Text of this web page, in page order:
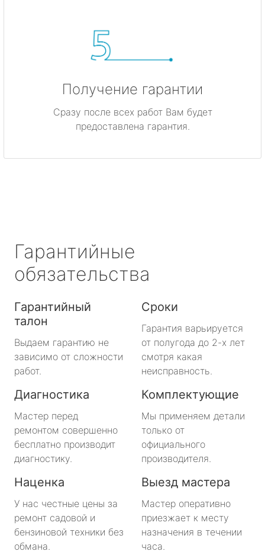
Получение гарантии
Сразу после всех работ Вам будет
предоставлена гарантия.
Гарантийные
обязательства
Гарантийный
талон
Выдаем гарантию не
зависимо от сложности
работ.
Сроки
Гарантия варьируется
от полугода до 2-х лет
смотря какая
неисправность.
Диагностика
Мастер перед
ремонтом совершенно
бесплатно производит
диагностику.
Комплектующие
Мы применяем детали
только от
официального
производителя.
Наценка
У нас честные цены за
ремонт садовой и
бензиновой техники без
обмана.
Выезд мастера
Мастер оперативно
приезжает к месту
назначения в течении
часа.